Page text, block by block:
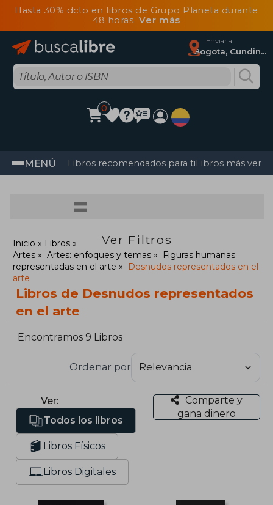
Hasta 30% dcto en libros de Grupo Planeta durante
48 horasVer más
Enviar a
Bogota, Cundinamarca
0
MENÚ Libros recomendados para tiLibros más
=
Ver Filtros
Inicio
Libros
Artes
Artes: enfoques y temas
Figuras humanas
representadas en el arte
Desnudos representados en el
arte
Libros de Desnudos representados
en el arte
Encontramos 9 Libros
Ordenar por
Ver:
Todos los libros
Libros Físicos
Libros Digitales
Comparte y
gana dinero